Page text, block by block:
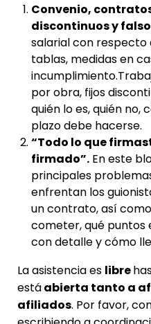
Convenio,
discontinuos y
salarial con respecto
tablas, medidas en
por obra, fijos
quién lo es, quién no,
plazo debe hacerse.
“Todo lo que
firmado”.En este
principales
enfrentan los
un contrato, así
cometer, qué
con detalle y cómo
La asistencia es libre
estáabierta tanto a
afiliados. Por favor,